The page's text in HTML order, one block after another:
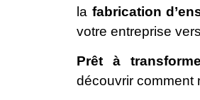
la fabrication
votre entreprise
Prêt à
découvrir comment